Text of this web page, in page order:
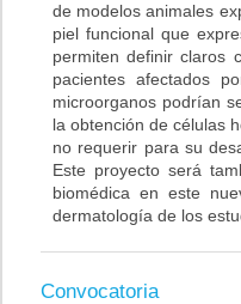
de modelos animales
piel funcional que
permiten definir claros
pacientes afectados
microorganos podrían
la obtención de células
no requerir para su
Este proyecto será
biomédica en este
dermatología de los
Convocatoria